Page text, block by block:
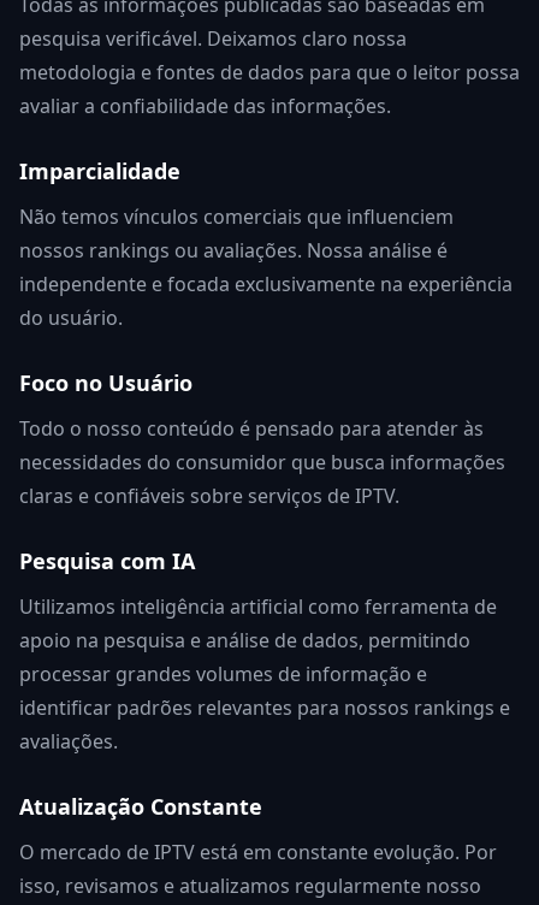
pesquisa verificável. Deixamos claro nossa
metodologia e fontes de dados para que o leitor possa
avaliar a confiabilidade das informações.
Imparcialidade
Não temos vínculos comerciais que influenciem
nossos rankings ou avaliações. Nossa análise é
independente e focada exclusivamente na experiência
do usuário.
Foco no Usuário
Todo o nosso conteúdo é pensado para atender às
necessidades do consumidor que busca informações
claras e confiáveis sobre serviços de IPTV.
Pesquisa com IA
Utilizamos inteligência artificial como ferramenta de
apoio na pesquisa e análise de dados, permitindo
processar grandes volumes de informação e
identificar padrões relevantes para nossos rankings e
avaliações.
Atualização Constante
O mercado de IPTV está em constante evolução. Por
isso, revisamos e atualizamos regularmente nosso